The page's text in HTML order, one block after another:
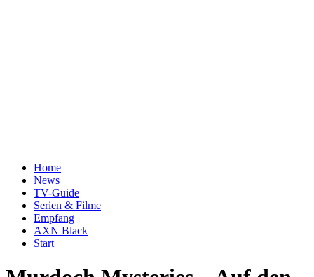
Home
News
TV-Guide
Serien & Filme
Empfang
AXN Black
Start